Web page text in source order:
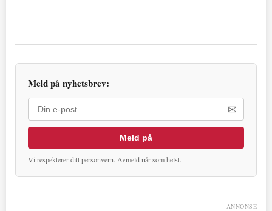
Meld på nyhetsbrev:
✉
Meld på
Vi respekterer ditt personvern. Avmeld når som helst.
ANNONSE